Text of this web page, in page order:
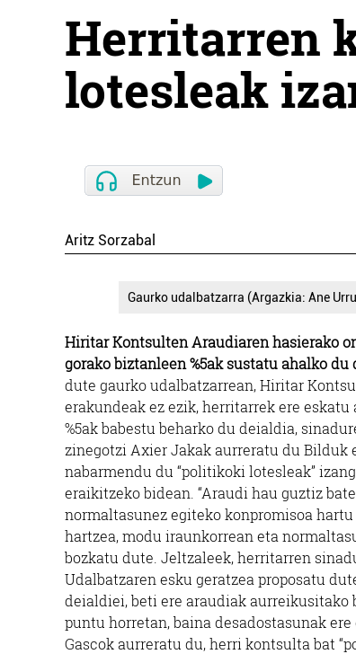
Herritarren
lotesleak
Aritz Sorzabal
Gaurko udalbatzarra (Argazkia: Ane
Hiritar Kontsulten Araudiaren hasierako
gorako biztanleen %5ak sustatu ahalko
dute gaurko udalbatzarrean, Hiritar
erakundeak ez ezik, herritarrek ere
%5ak babestu beharko du deialdia,
zinegotzi Axier Jakak aurreratu du Bilduk
nabarmendu du “politikoki lotesleak”
eraikitzeko bidean. “Araudi hau guztiz
normaltasunez egiteko konpromisoa
hartzea, modu iraunkorrean eta
bozkatu dute. Jeltzaleek, herritarren
Udalbatzaren esku geratzea proposatu
deialdiei, beti ere araudiak aurreikusitako
puntu horretan, baina desadostasunak
Gascok aurreratu du, herri kontsulta bat